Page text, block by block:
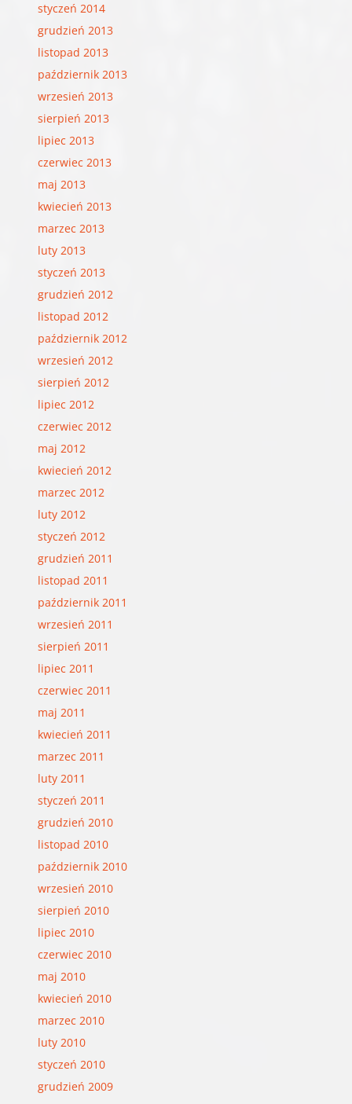
styczeń 2014
grudzień 2013
listopad 2013
październik 2013
wrzesień 2013
sierpień 2013
lipiec 2013
czerwiec 2013
maj 2013
kwiecień 2013
marzec 2013
luty 2013
styczeń 2013
grudzień 2012
listopad 2012
październik 2012
wrzesień 2012
sierpień 2012
lipiec 2012
czerwiec 2012
maj 2012
kwiecień 2012
marzec 2012
luty 2012
styczeń 2012
grudzień 2011
listopad 2011
październik 2011
wrzesień 2011
sierpień 2011
lipiec 2011
czerwiec 2011
maj 2011
kwiecień 2011
marzec 2011
luty 2011
styczeń 2011
grudzień 2010
listopad 2010
październik 2010
wrzesień 2010
sierpień 2010
lipiec 2010
czerwiec 2010
maj 2010
kwiecień 2010
marzec 2010
luty 2010
styczeń 2010
grudzień 2009